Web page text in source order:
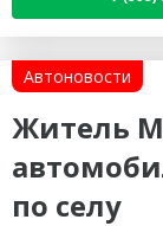
Автоновости
Житель
по селу